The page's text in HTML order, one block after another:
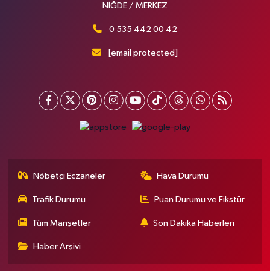
NİĞDE / MERKEZ
0 535 442 00 42
[email protected]
Nöbetçi Eczaneler Hava Durumu
Trafik Durumu Puan Durumu ve Fikstür
Tüm Manşetler Son Dakika Haberleri
Haber Arşivi